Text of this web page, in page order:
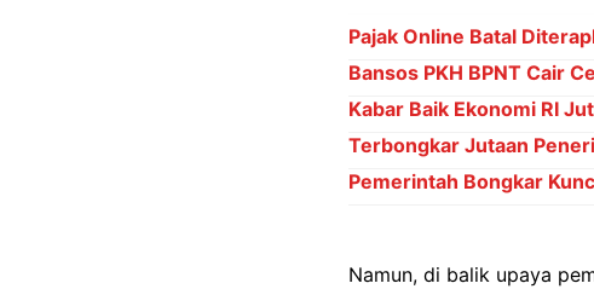
Pajak Online Batal
Bansos PKH BPNT Cair
Kabar Baik Ekonomi RI
Terbongkar Jutaan
Pemerintah Bongkar
Namun, di balik upaya